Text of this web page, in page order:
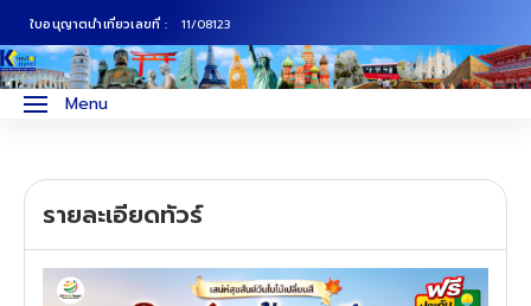
ใบอนุญาตนำเที่ยวเลขที่ : 11/08123
Menu
รายละเอียดทัวร์
ทัวร์ญี่ปุ่น
ทัวร์ยุโรป
ทัวร์สแกนดิเนเวีย
ภาคเหนือ
ภาคอีสาน
ภาคตะวันตก